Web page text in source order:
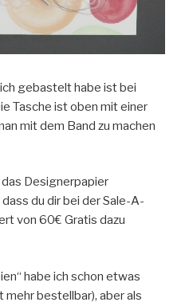
gebastelt habe ist bei
Tasche ist oben mit einer
mit dem Band zu machen
Designerpapier
du dir bei der Sale-A-
von 60€ Gratis dazu
habe ich schon etwas
mehr bestellbar), aber als